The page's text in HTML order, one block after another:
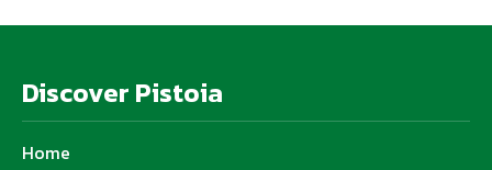
Discover Pistoia
Home